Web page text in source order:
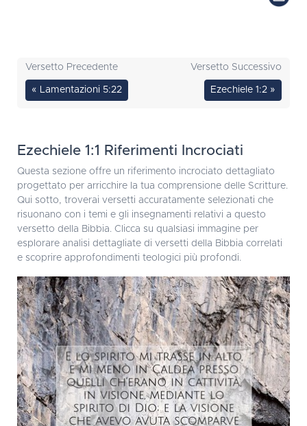
Versetto Precedente
« Lamentazioni 5:22
Versetto Successivo
Ezechiele 1:2 »
Ezechiele 1:1 Riferimenti Incrociati
Questa sezione offre un riferimento incrociato dettagliato
progettato per arricchire la tua comprensione delle Scritture.
Qui sotto, troverai versetti accuratamente selezionati che
risuonano con i temi e gli insegnamenti relativi a questo
versetto della Bibbia. Clicca su qualsiasi immagine per
esplorare analisi dettagliate di versetti della Bibbia correlati
e scoprire approfondimenti teologici più profondi.